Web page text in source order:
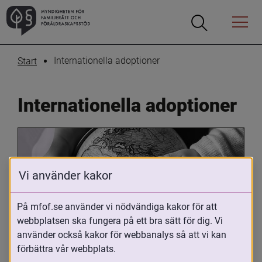
Öppna
Öppna
Menyn
Start Internationella adoptioner
Internationella adoptioner
Oavsett om du är adopterad,
adoptivförälder eller arbetar med
Vi använder kakor
På mfof.se använder vi nödvändiga kakor för att
webbplatsen ska fungera på ett bra sätt för dig. Vi
använder också kakor för webbanalys så att vi kan
förbättra vår webbplats.